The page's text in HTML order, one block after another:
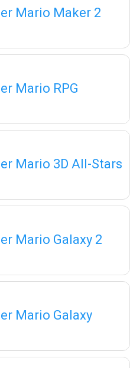
Mario Maker 2
Mario RPG
Mario 3D All-Stars
Mario Galaxy 2
Mario Galaxy